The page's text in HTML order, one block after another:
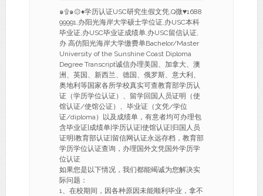
๑۩๑۞♦学历认证USC研究生假文凭,Q微♥1688
99991,办阳光海岸大学硕士学位证,办USC本科
毕业证,办USC毕业证成绩单,办USC留信认证,
办 高仿阳光海岸大学缴费单Bachelor/Master
University of the Sunshine Coast Diploma
Degree Transcript诚信办理美国、加拿大、澳
洲、英国、新西兰、德国、俄罗斯、意大利、
奥地利等国家各所学校真实可查教育部学历认
证（学历学位认证）、留学回国人员证明（使
馆认证/使馆公证）、毕业证（文凭/学位
证/diploma）以及成绩单，有意者均可办理包
含毕业证|成绩单|学历认证|使馆认证|归国人员
证明|教育部认证|留信网认证永远存档，教育部
学历学位认证查询，办理国外文凭国外学历学
位认证
如果您是以下情况，我们都能竭诚为您解决实
际问题：
1、在校期间，因各种原因未能顺利毕业，拿不